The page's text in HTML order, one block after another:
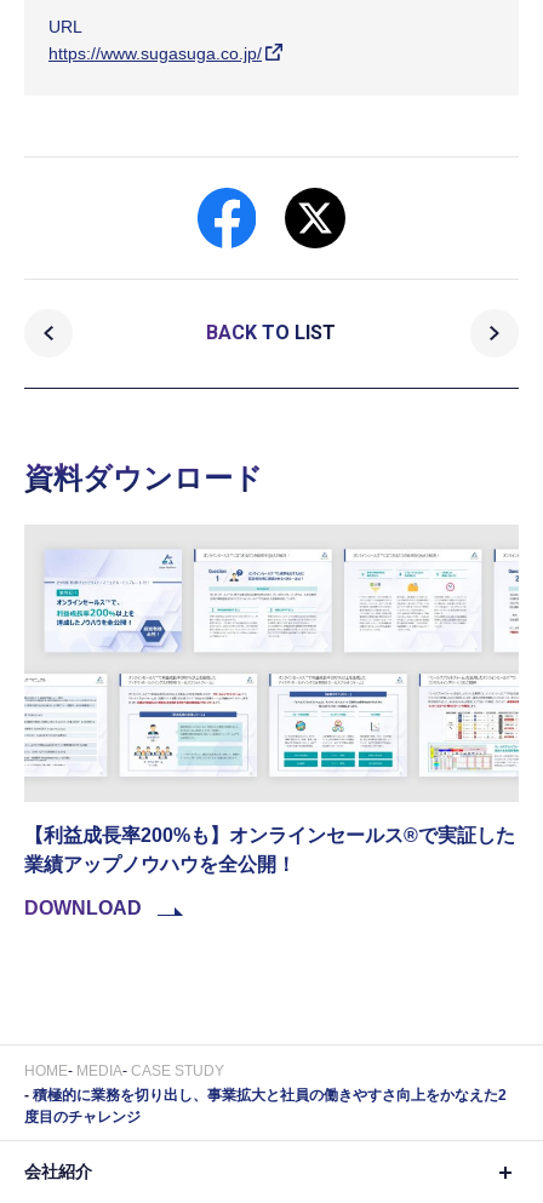
URL
https://www.sugasuga.co.jp/
BACK TO LIST
資料ダウンロード
【利益成長率200%も】オンラインセールス®︎で実証した
業績アップノウハウを全公開！
DOWNLOAD
HOME MEDIA CASE STUDY
積極的に業務を切り出し、事業拡大と社員の働きやすさ向上をかなえた2
度目のチャレンジ
会社紹介